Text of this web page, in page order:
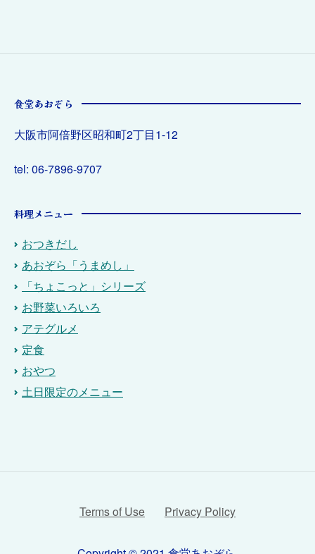
食堂あおぞら
大阪市阿倍野区昭和町2丁目1-12
tel: 06-7896-9707
料理メニュー
おつきだし
あおぞら「うまめし」
「ちょこっと」シリーズ
お野菜いろいろ
アテグルメ
定食
おやつ
土日限定のメニュー
Terms of Use Privacy Policy